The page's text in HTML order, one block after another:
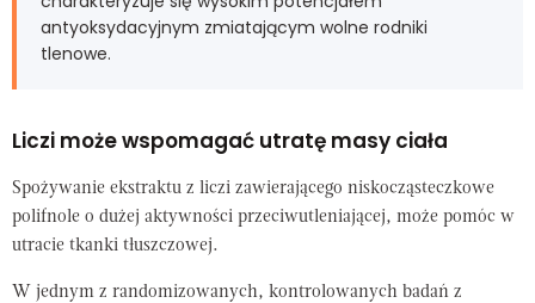
antyoksydacyjnym zmiatającym wolne rodniki
tlenowe.
Liczi może wspomagać utratę masy ciała
Spożywanie ekstraktu z liczi zawierającego niskocząsteczkowe
polifnole o dużej aktywności przeciwutleniającej, może pomóc w
utracie tkanki tłuszczowej.
W jednym z randomizowanych, kontrolowanych badań z